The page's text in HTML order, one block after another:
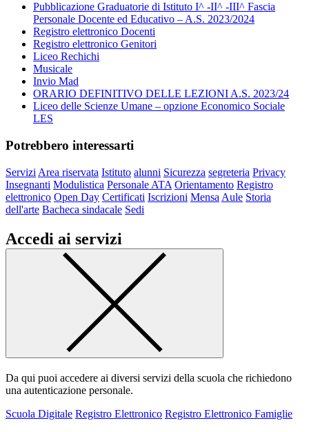
Pubblicazione Graduatorie di Istituto I^ -II^ -III^ Fascia
Personale Docente ed Educativo – A.S. 2023/2024
Registro elettronico Docenti
Registro elettronico Genitori
Liceo Rechichi
Musicale
Invio Mad
ORARIO DEFINITIVO DELLE LEZIONI A.S. 2023/24
Liceo delle Scienze Umane – opzione Economico Sociale
LES
Potrebbero interessarti
Servizi Area riservata Istituto alunni Sicurezza segreteria Privacy
Insegnanti Modulistica Personale ATA Orientamento Registro
elettronico Open Day Certificati Iscrizioni Mensa Aule Storia
dell'arte Bacheca sindacale Sedi
Accedi ai servizi
Da qui puoi accedere ai diversi servizi della scuola che richiedono
una autenticazione personale.
Scuola Digitale Registro Elettronico Registro Elettronico Famiglie